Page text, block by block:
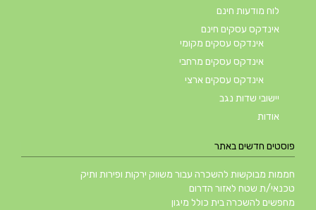
לוח מודעות חינם
אינדקס עסקים חינם
אינדקס עסקים מקומי
אינדקס עסקים מרחבי
אינדקס עסקים ארצי
יישובי שדות נגב
אודות
פוסטים חדשים באתר
חממות מבוקשות להשכרה עבור משווק ירקות ופירות ותיק
טכנאי/ת שטח לאזור הדרום
מחפשים להשכרה בית כולל מיגון